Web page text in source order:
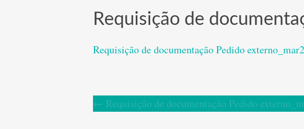
Requisição de
Requisição de documentação Pedido
← Requisição de documentação Pedido